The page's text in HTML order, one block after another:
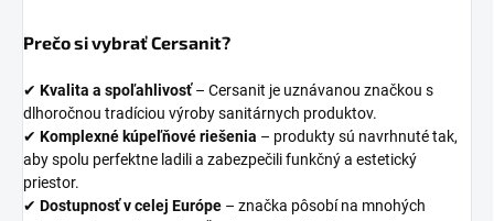
Prečo si vybrať Cersanit?
✔ Kvalita a spoľahlivosť– Cersanit je uznávanou značkou s
dlhoročnou tradíciou výroby sanitárnych produktov.
✔ Komplexné kúpeľňové riešenia – produkty sú navrhnuté tak,
aby spolu perfektne ladili a zabezpečili funkčný a estetický
priestor.
✔ Dostupnosť v celej Európe – značka pôsobí na mnohých